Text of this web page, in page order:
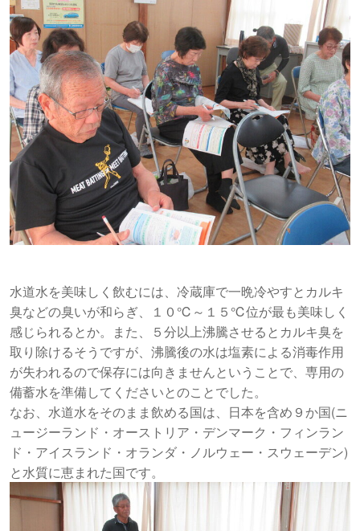
水道水を美味しく飲むには、冷蔵庫で一晩冷やすとカルキ
臭などの臭いが和らぎ、１０℃～１５℃位が最も美味しく
感じられるとか。また、５分以上沸騰させるとカルキ臭を
取り除けるそうですが、沸騰後の水は塩素による消毒作用
が失われるので保存には向きませんということで、専用の
備蓄水を準備してくださいとのことでした。
なお、水道水をそのまま飲める国は、日本を含め９か国(ニ
ュージーランド・オーストリア・デンマーク・フィンラン
ド・アイスランド・オランダ・ノルウェー・スウェーデン)
と水質に恵まれた国です。